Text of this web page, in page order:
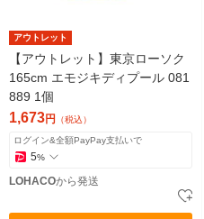
アウトレット
【アウトレット】東京ローソク
165cm エモジキディプール 081
889 1個
1,673円 （税込）
ログイン&全額PayPay支払いで
5%
LOHACOから発送